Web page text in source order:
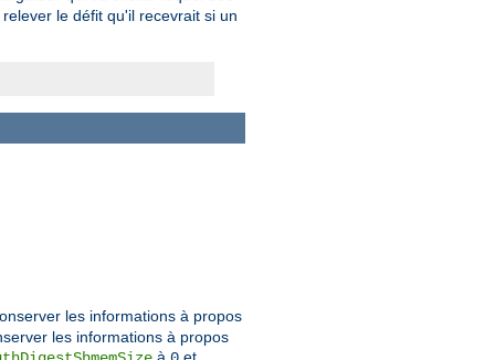
le défit qu'il recevrait si un
les informations à propos
les informations à propos